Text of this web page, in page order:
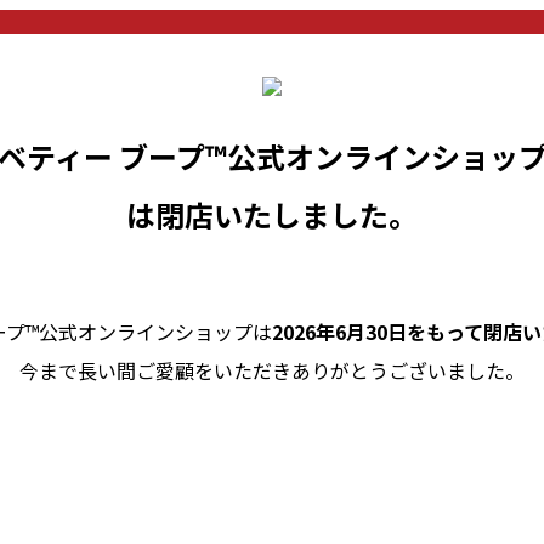
ベティー ブープ™公式オンラインショッ
は閉店いたしました。
プ™公式オンラインショップは2026年6月30日をもって閉店い
今まで長い間ご愛顧をいただきありがとうございました。